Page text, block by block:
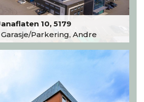
10, 5179
Parkering, Andre